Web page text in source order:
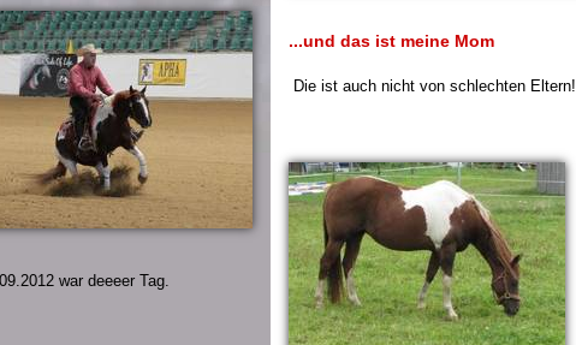
war deeeer Tag.
...und das ist meine Mom
Die ist auch nicht von schlechten Eltern!